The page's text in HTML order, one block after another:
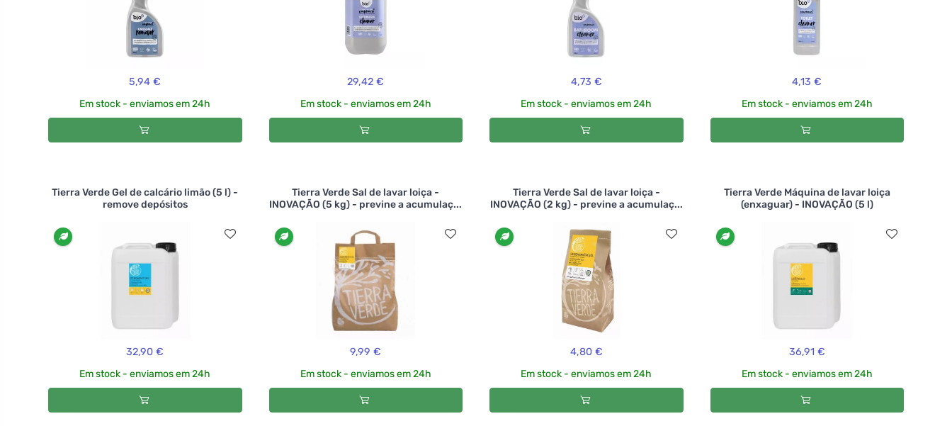
5,94 €
Em stock - enviamos em 24h
29,42 €
Em stock - enviamos em 24h
4,73 €
Em stock - enviamos em 24h
4,13 €
Em stock - enviamos em 24h
Tierra Verde Gel de calcário limão (5 l) -
remove depósitos
32,90 €
Em stock - enviamos em 24h
Tierra Verde Sal de lavar loiça -
INOVAÇÃO (5 kg) - previne a acumulaç...
9,99 €
Em stock - enviamos em 24h
Tierra Verde Sal de lavar loiça -
INOVAÇÃO (2 kg) - previne a acumulaç...
4,80 €
Em stock - enviamos em 24h
Tierra Verde Máquina de lavar loiça
(enxaguar) - INOVAÇÃO (5 l)
36,91 €
Em stock - enviamos em 24h